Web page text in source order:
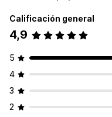
Calificación general
4,9
5
4
3
2